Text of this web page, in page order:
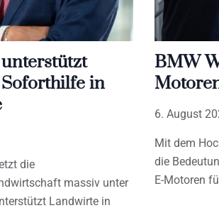
in
die
massiv unter
Landwirte in
BMW
6. August
Mit dem
die
E-Motoren